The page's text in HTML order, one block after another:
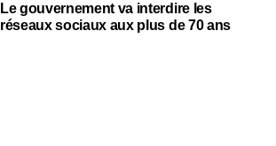
Le gouvernement va interdire les
réseaux sociaux aux plus de 70 ans